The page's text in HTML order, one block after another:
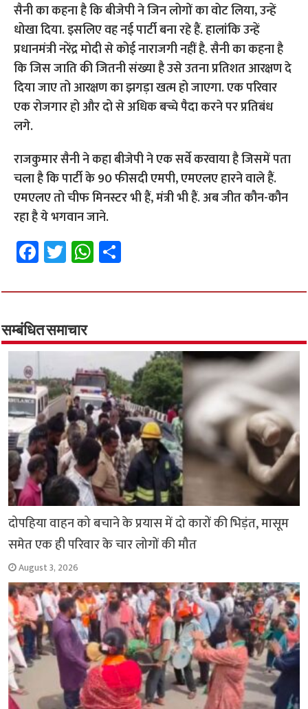
सैनी का कहना है कि बीजेपी ने जिन लोगों का वोट लिया, उन्हें
धोखा दिया. इसलिए वह नई पार्टी बना रहे हैं. हालांकि उन्हें
प्रधानमंत्री नरेंद्र मोदी से कोई नाराजगी नहीं है. सैनी का कहना है
कि जिस जाति की जितनी संख्या है उसे उतना प्रतिशत आरक्षण दे
दिया जाए तो आरक्षण का झगड़ा खत्म हो जाएगा. एक परिवार
एक रोजगार हो और दो से अधिक बच्चे पैदा करने पर प्रतिबंध
लगे.
राजकुमार सैनी ने कहा बीजेपी ने एक सर्वे करवाया है जिसमें पता
चला है कि पार्टी के 90 फीसदी एमपी, एमएलए हारने वाले हैं.
एमएलए तो चीफ मिनस्टर भी हैं, मंत्री भी हैं. अब जीत कौन-कौन
रहा है ये भगवान जाने.
Fa
ce
b
o
o
k
T
wi
tt
er
W
h
at
p
p
ar
सम्बंधित समाचार
दोपहिया वाहन को बचाने के प्रयास में दो कारों की भिड़ंत, मासूम
समेत एक ही परिवार के चार लोगों की मौत
August 3, 2026